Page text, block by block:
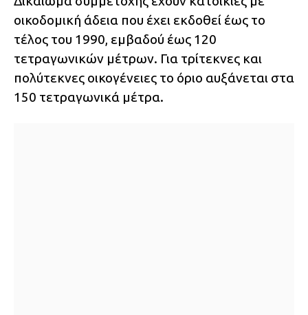
οικοδομική άδεια που έχει εκδοθεί έως το
τέλος του 1990, εμβαδού έως 120
τετραγωνικών μέτρων. Για τρίτεκνες και
πολύτεκνες οικογένειες το όριο αυξάνεται στα
150 τετραγωνικά μέτρα.